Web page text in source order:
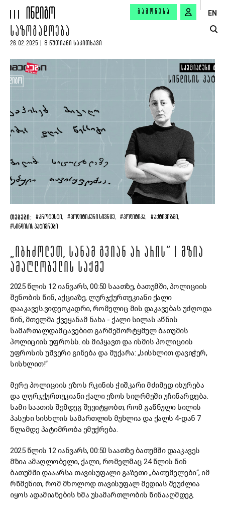
ᲒᲐᲛᲝᲬᲔᲠᲐ EN
ᲡᲐᲖᲝᲒᲐᲓᲝᲔᲑᲐ
26.02.2025 | 8 ᲬᲣᲗᲘᲐᲜᲘ ᲡᲐᲙᲘᲗᲮᲐᲕᲘ
ᲗᲔᲒᲔᲑᲘ: #ᲞᲠᲝᲢᲔᲡᲢᲘ, #ᲞᲝᲚᲘᲢᲘᲙᲣᲠᲘ ᲡᲘᲕᲠᲪᲔ, #ᲞᲝᲚᲘᲢᲘᲙᲐ, #ᲐᲥᲢᲘᲕᲘᲖᲛᲘ,
#ᲡᲘᲜᲓᲘᲡᲘᲡ ᲞᲐᲢᲘᲛᲠᲔᲑᲘ
„ᲘᲑᲠᲫᲝᲚᲔᲗ, ᲡᲐᲜᲐᲛ ᲒᲕᲘᲐᲜ ᲐᲠ ᲐᲠᲘᲡ” | ᲛᲖᲘᲐ
ᲐᲛᲐᲦᲚᲝᲑᲔᲚᲘᲡ ᲡᲐᲥᲛᲔ
2025 წლის 12 იანვარს, 00:50 საათზე, ბათუმში, პოლიციის
შენობის წინ, აქციაზე, ლურჯქურთუკიანი ქალი
დააკავეს.ვიდეოკადრი, რომელიც მის დაკავებას უძღოდა
წინ, მთელმა ქვეყანამ ნახა - ქალი სილას აწნის
სამართალდამცავებით გარშემორტყმულ ბათუმის
პოლიციის უფროსს. ის მიჰყავთ და ისმის პოლიციის
უფროსის უშვერი გინება და მუქარა: „სისხლით დავიჭერ,
სისხლით!“
მერე პოლიციის ეზოს რკინის ჭიშკარი მძიმედ იხურება
და ლურჯქურთუკიანი ქალი ეზოს სიღრმეში უჩინარდება.
სამი საათის შემდეგ შევიტყობთ, რომ გაწნული სილის
პასუხი სისხლის სამართლის მუხლია და ქალს 4-დან 7
წლამდე პატიმრობა ემუქრება.
2025 წლის 12 იანვარს, 00:50 საათზე ბათუმში დააკავეს
მზია ამაღლობელი, ქალი, რომელმაც 24 წლის წინ
ბათუმში დააარსა თავისუფალი გაზეთი „ბათუმელები“, იმ
რწმენით, რომ მხოლოდ თავისუფალ მედიას შეუძლია
იყოს ადამიანების ხმა უსამართლობის წინააღმდეგ.